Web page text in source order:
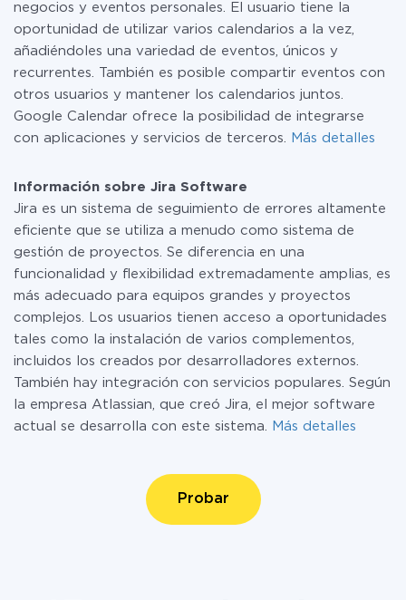
negocios y eventos personales. El usuario tiene la
oportunidad de utilizar varios calendarios a la vez,
añadiéndoles una variedad de eventos, únicos y
recurrentes. También es posible compartir eventos con
otros usuarios y mantener los calendarios juntos.
Google Calendar ofrece la posibilidad de integrarse
con aplicaciones y servicios de terceros.
Más detalles
Información sobre Jira Software
Jira es un sistema de seguimiento de errores altamente
eficiente que se utiliza a menudo como sistema de
gestión de proyectos. Se diferencia en una
funcionalidad y flexibilidad extremadamente amplias, es
más adecuado para equipos grandes y proyectos
complejos. Los usuarios tienen acceso a oportunidades
tales como la instalación de varios complementos,
incluidos los creados por desarrolladores externos.
También hay integración con servicios populares. Según
la empresa Atlassian, que creó Jira, el mejor software
actual se desarrolla con este sistema.
Más detalles
Probar